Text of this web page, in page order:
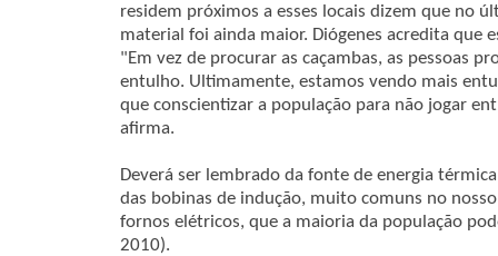
residem próximos a esses locais dizem que no
material foi ainda maior. Diógenes acredita que
"Em vez de procurar as caçambas, as pessoas
entulho. Ultimamente, estamos vendo mais
que conscientizar a população para não jogar
afirma.
Deverá ser lembrado da fonte de energia
das bobinas de indução, muito comuns no
fornos elétricos, que a maioria da população
2010).